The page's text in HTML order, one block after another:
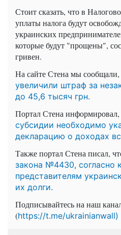
Стоит сказать, что в
уплаты налога будут
украинских
которые будут "прощены",
гривен.
На сайте Стена мы сообщали,
увеличили штраф за
до 45,6 тысяч грн.
Портал Стена информировал,
субсидии необходимо
декларацию о доходах
Также портал Стена писал,
закона №4430, согласно
представителям
их долги.
Подписывайтесь на наш
(https://t.me/ukrainianwall)